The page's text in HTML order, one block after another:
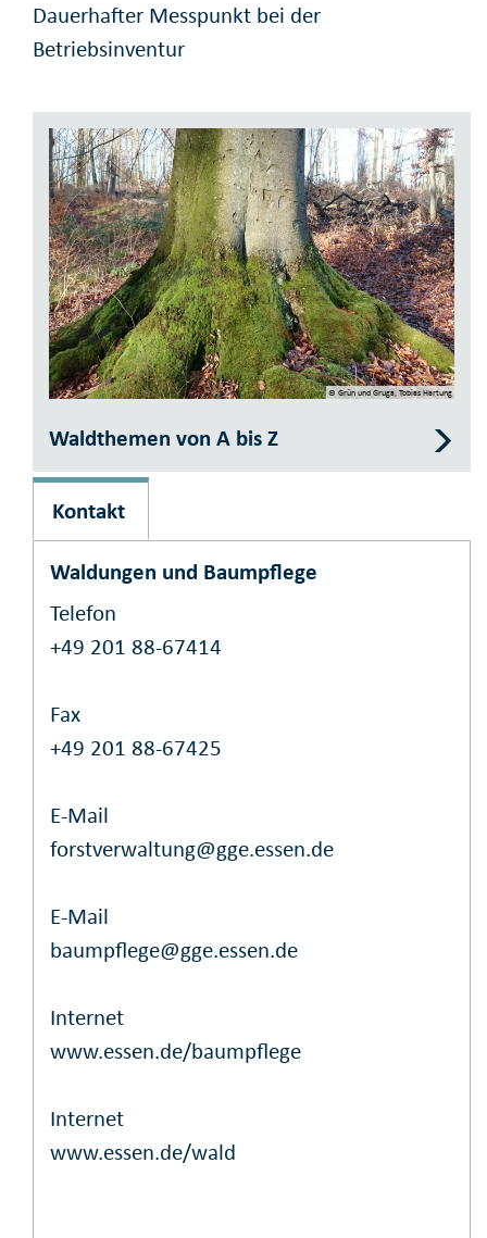
Dauerhafter Messpunkt bei der
Betriebsinventur
© Grün und Gruga, Tobias Hartung
Waldthemen von A bis Z
Kontakt
Waldungen und Baumpflege
Telefon
+49 201 88-67414
Fax
+49 201 88-67425
E-Mail
forstverwaltung@gge.essen.de
E-Mail
baumpflege@gge.essen.de
Internet
www.essen.de/baumpflege
Internet
www.essen.de/wald